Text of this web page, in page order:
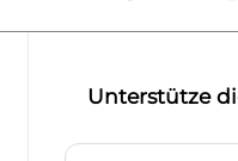
Unterstütze